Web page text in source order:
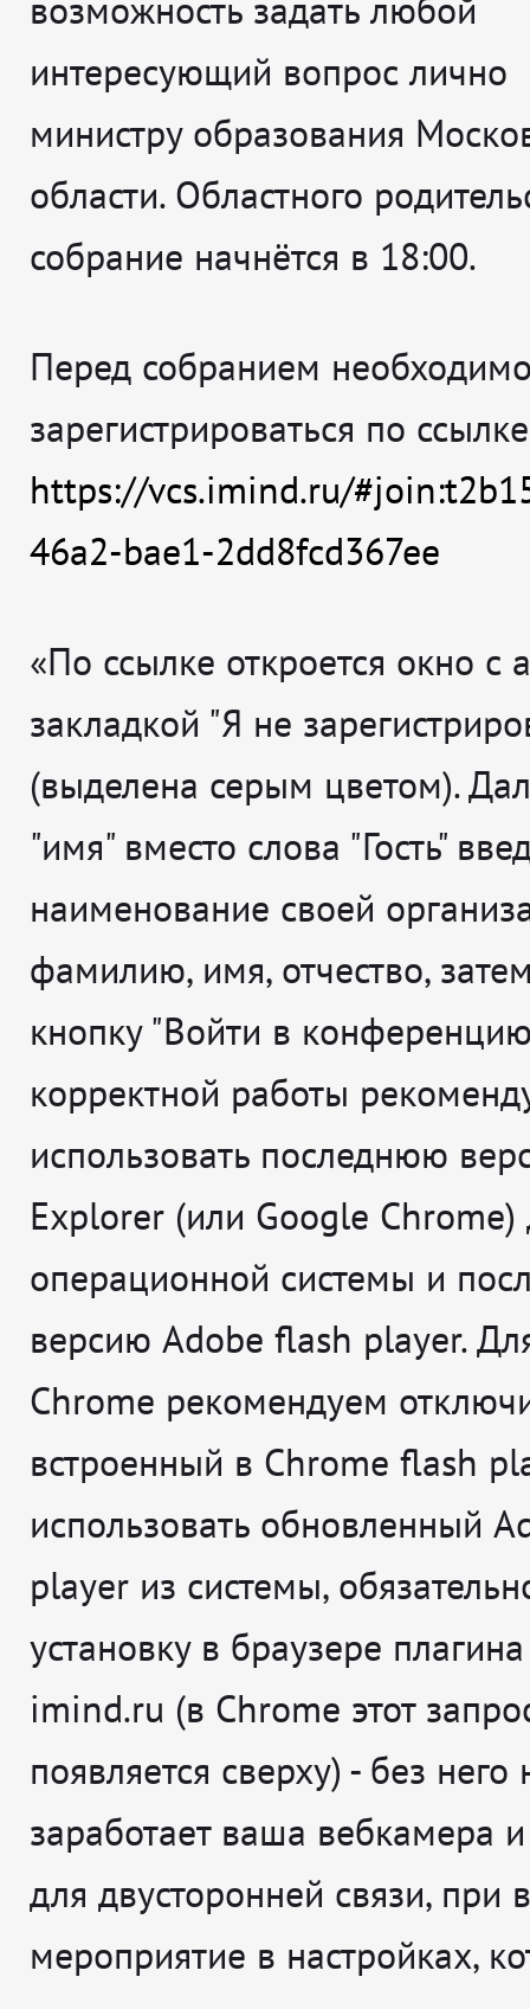
интересующий вопрос лично
министру образования
области. Областного
собрание начнётся в 18:00.
Перед собранием
зарегистрироваться по
https://vcs.imind.ru/
46a2-bae1-2dd8fcd367ee
«По ссылке откроется окно с
закладкой "Я не
(выделена серым цветом).
"имя" вместо слова "Гость"
наименование своей
фамилию, имя, отчество,
кнопку "Войти в
корректной работы
использовать последнюю
Explorer (или Google
операционной системы и
версию Adobe flash player.
Chrome рекомендуем
встроенный в Chrome flash
использовать обновленный
player из системы,
установку в браузере
imind.ru (в Chrome этот
появляется сверху) - без него
заработает ваша вебкамера
для двусторонней связи, при
мероприятие в настройках,